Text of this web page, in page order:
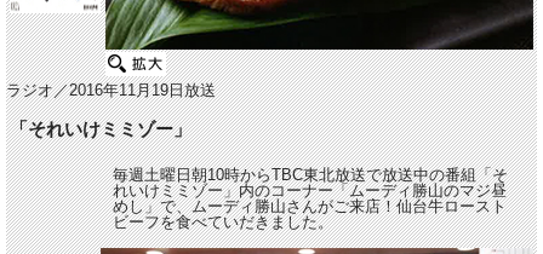
ラジオ／2016年11月19日放送
「それいけミミゾー」
毎週土曜日朝10時からTBC東北放送で放送中の番組「そ
れいけミミゾー」内のコーナー「ムーディ勝山のマジ昼
めし」で、ムーディ勝山さんがご来店！仙台牛ロースト
ビーフを食べていだきました。